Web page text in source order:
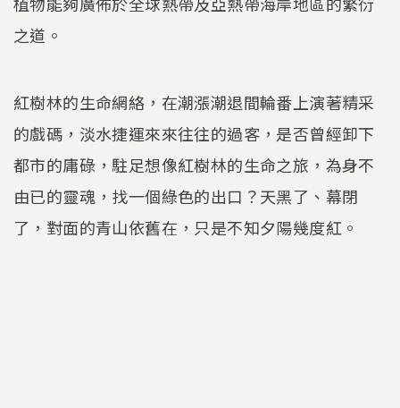
之道。
紅樹林的生命網絡，在潮漲潮退間輪番上演著精采
的戲碼，淡水捷運來來往往的過客，是否曾經卸下
都市的庸碌，駐足想像紅樹林的生命之旅，為身不
由已的靈魂，找一個綠色的出口？天黑了、幕閉
了，對面的青山依舊在，只是不知夕陽幾度紅。